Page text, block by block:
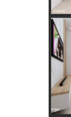
Kebutuhan
Kantor, dan
Panduan
Syarat, dan